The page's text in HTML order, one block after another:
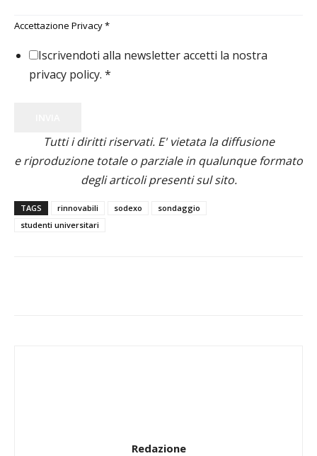
Accettazione Privacy*
Iscrivendoti alla newsletter accetti la nostra
privacy policy. *
Tutti i diritti riservati. E' vietata la diffusione
e riproduzione totale o parziale in qualunque formato
degli articoli presenti sul sito.
TAGS rinnovabili sodexo
sondaggio
studenti universitari
Redazione